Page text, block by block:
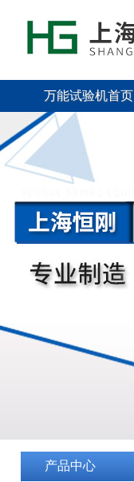
万能试验机首页
产品中心